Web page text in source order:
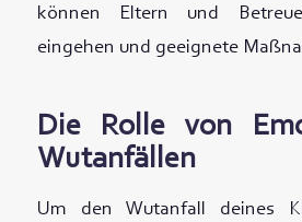
können Eltern und
eingehen und geeignete
Die Rolle von
Wutanfällen
Um den Wutanfall deines